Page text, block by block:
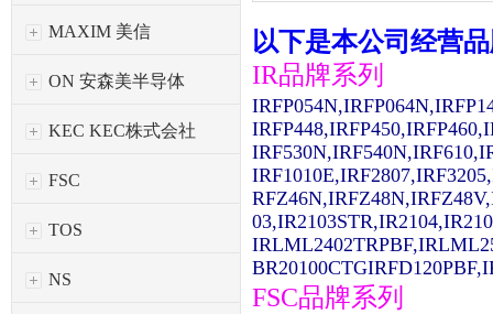
MAXIM 美信
ON 安森美半导体
KEC KEC株式会社
FSC
TOS
NS
以下是本公司经营
IR品牌系列
FSC品牌系列